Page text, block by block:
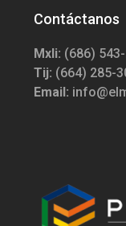
Contáctanos
Mxli: (686)
Tij: (664) 285-
Email: